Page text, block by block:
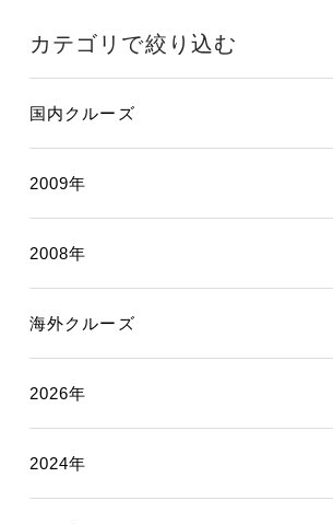
カテゴリで絞り込む
国内クルーズ
2009年
2008年
海外クルーズ
2026年
2024年